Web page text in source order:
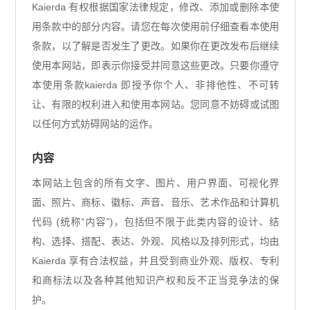
Kaierda 有权根据国家法律规定，修改、添加或删除本使
用条款中的部分内容。请您在每次使用前仔细查看本使用
条款，以了解是否发生了更改。如果你在更改发布后继续
使用本网站，即表示你接受并同意这些更改。只要你遵守
本使用条款kaierda 即授予你个人、非排他性、不可转
让、有限的权利进入和使用本网站。您同意不妨碍或试图
以任何方式妨碍网站的运作。
内容
本网站上包含的所有文字、图片、用户界面、可视化界
面、照片、商标、徽标、声音、音乐、艺术作品和计算机
代码 (统称“内容”)，包括但不限于此类内容的设计、结
构、选择、搭配、表达、外观、风格以及排列形式，均由
Kaierda 享有合法权益，并且受到商业外观、版权、专利
和商标法以及各种其他知识产权和反不正当竞争法的保
护。